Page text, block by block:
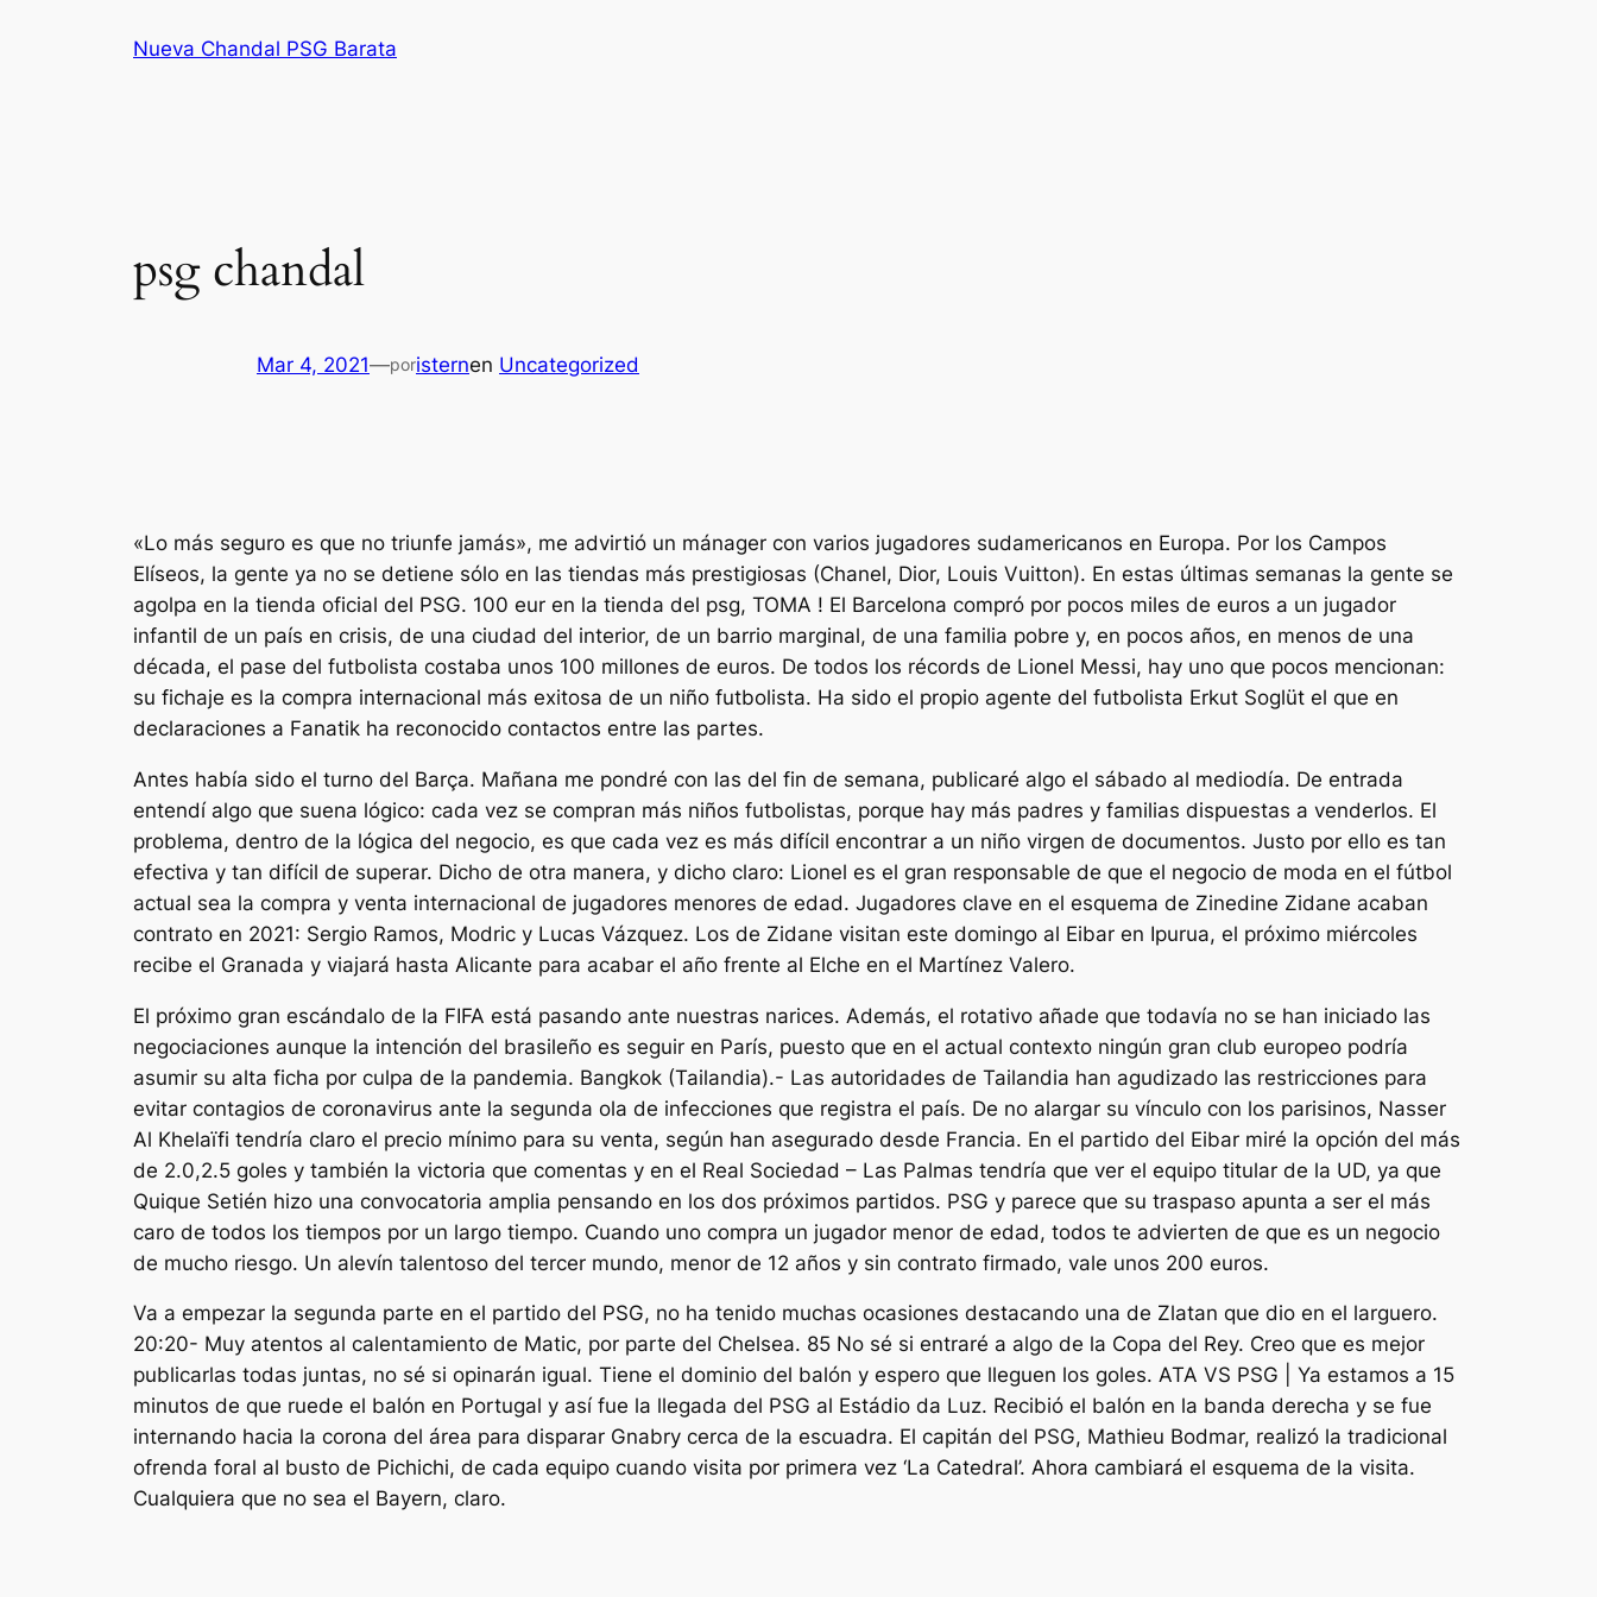
Nueva Chandal PSG Barata
psg chandal
Mar 4, 2021—poristernen Uncategorized
«Lo más seguro es que no triunfe jamás», me advirtió un mánager con varios jugadores sudamericanos en Europa. Por los Campos
Elíseos, la gente ya no se detiene sólo en las tiendas más prestigiosas (Chanel, Dior, Louis Vuitton). En estas últimas semanas la gente se
agolpa en la tienda oficial del PSG. 100 eur en la tienda del psg, TOMA ! El Barcelona compró por pocos miles de euros a un jugador
infantil de un país en crisis, de una ciudad del interior, de un barrio marginal, de una familia pobre y, en pocos años, en menos de una
década, el pase del futbolista costaba unos 100 millones de euros. De todos los récords de Lionel Messi, hay uno que pocos mencionan:
su fichaje es la compra internacional más exitosa de un niño futbolista. Ha sido el propio agente del futbolista Erkut Soglüt el que en
declaraciones a Fanatik ha reconocido contactos entre las partes.
Antes había sido el turno del Barça. Mañana me pondré con las del fin de semana, publicaré algo el sábado al mediodía. De entrada
entendí algo que suena lógico: cada vez se compran más niños futbolistas, porque hay más padres y familias dispuestas a venderlos. El
problema, dentro de la lógica del negocio, es que cada vez es más difícil encontrar a un niño virgen de documentos. Justo por ello es tan
efectiva y tan difícil de superar. Dicho de otra manera, y dicho claro: Lionel es el gran responsable de que el negocio de moda en el fútbol
actual sea la compra y venta internacional de jugadores menores de edad. Jugadores clave en el esquema de Zinedine Zidane acaban
contrato en 2021: Sergio Ramos, Modric y Lucas Vázquez. Los de Zidane visitan este domingo al Eibar en Ipurua, el próximo miércoles
recibe el Granada y viajará hasta Alicante para acabar el año frente al Elche en el Martínez Valero.
El próximo gran escándalo de la FIFA está pasando ante nuestras narices. Además, el rotativo añade que todavía no se han iniciado las
negociaciones aunque la intención del brasileño es seguir en París, puesto que en el actual contexto ningún gran club europeo podría
asumir su alta ficha por culpa de la pandemia. Bangkok (Tailandia).- Las autoridades de Tailandia han agudizado las restricciones para
evitar contagios de coronavirus ante la segunda ola de infecciones que registra el país. De no alargar su vínculo con los parisinos, Nasser
Al Khelaïfi tendría claro el precio mínimo para su venta, según han asegurado desde Francia. En el partido del Eibar miré la opción del más
de 2.0,2.5 goles y también la victoria que comentas y en el Real Sociedad – Las Palmas tendría que ver el equipo titular de la UD, ya que
Quique Setién hizo una convocatoria amplia pensando en los dos próximos partidos. PSG y parece que su traspaso apunta a ser el más
caro de todos los tiempos por un largo tiempo. Cuando uno compra un jugador menor de edad, todos te advierten de que es un negocio
de mucho riesgo. Un alevín talentoso del tercer mundo, menor de 12 años y sin contrato firmado, vale unos 200 euros.
Va a empezar la segunda parte en el partido del PSG, no ha tenido muchas ocasiones destacando una de Zlatan que dio en el larguero.
20:20- Muy atentos al calentamiento de Matic, por parte del Chelsea. 85 No sé si entraré a algo de la Copa del Rey. Creo que es mejor
publicarlas todas juntas, no sé si opinarán igual. Tiene el dominio del balón y espero que lleguen los goles. ATA VS PSG | Ya estamos a 15
minutos de que ruede el balón en Portugal y así fue la llegada del PSG al Estádio da Luz. Recibió el balón en la banda derecha y se fue
internando hacia la corona del área para disparar Gnabry cerca de la escuadra. El capitán del PSG, Mathieu Bodmar, realizó la tradicional
ofrenda foral al busto de Pichichi, de cada equipo cuando visita por primera vez ‘La Catedral’. Ahora cambiará el esquema de la visita.
Cualquiera que no sea el Bayern, claro.